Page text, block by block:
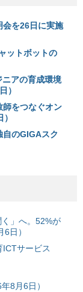
会を26日に実施
ットボットの
アの育成環境
）
師をつなぐオン
のGIGAスク
」へ。52%が
日）
ICTサービス
8月6日）